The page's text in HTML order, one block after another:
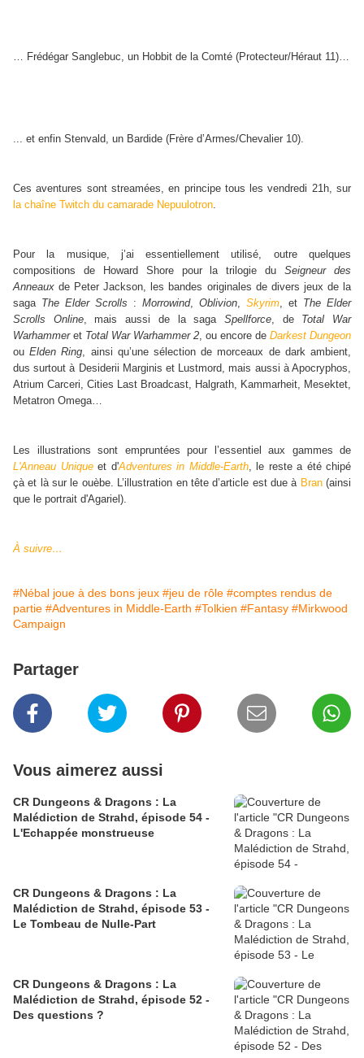
… Frédégar Sanglebuc, un Hobbit de la Comté (Protecteur/Héraut 11)…
... et enfin Stenvald, un Bardide (Frère d’Armes/Chevalier 10).
Ces aventures sont streamées, en principe tous les vendredi 21h, sur
la chaîne Twitch du camarade Nepuulotron.
Pour la musique, j’ai essentiellement utilisé, outre quelques
compositions de Howard Shore pour la trilogie duSeigneur des
Anneaux de Peter Jackson, les bandes originales de divers jeux de la
saga The Elder Scrolls : Morrowind, Oblivion, Skyrim, et The Elder
Scrolls Online, mais aussi de la saga Spellforce, de Total War
Warhammer et Total War Warhammer 2, ou encore de Darkest Dungeon
ouElden Ring, ainsi qu’une sélection de morceaux de dark ambient,
dus surtout à Desiderii Marginis et Lustmord, mais aussi à Apocryphos,
Atrium Carceri, Cities Last Broadcast, Halgrath, Kammarheit, Mesektet,
Metatron Omega…
Les illustrations sont empruntées pour l’essentiel aux gammes de
L'Anneau Uniqueet d'Adventures in Middle-Earth, le reste a été chipé
çà et là sur le ouèbe. L’illustration en tête d’article est due à Bran(ainsi
que le portrait d'Agariel).
À suivre…
#Nébal joue à des bons jeux #jeu de rôle #comptes rendus de
partie #Adventures in Middle-Earth #Tolkien #Fantasy #Mirkwood
Campaign
Partager
Vous aimerez aussi
CR Dungeons & Dragons : La
Malédiction de Strahd, épisode 54 -
L'Echappée monstrueuse
CR Dungeons & Dragons : La
Malédiction de Strahd, épisode 53 -
Le Tombeau de Nulle-Part
CR Dungeons & Dragons : La
Malédiction de Strahd, épisode 52 -
Des questions ?